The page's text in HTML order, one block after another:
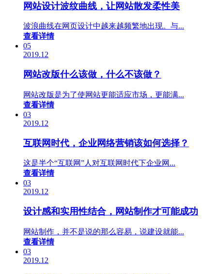
网站设计波纹曲线，让网站散发柔性美
波浪曲线在网页设计中越来越频繁地出现。与...
查看详情
05
2019.12
网站改版什么该做，什么不该做？
网站改版是为了使网站更能适应市场，更能满...
查看详情
03
2019.12
互联网时代，企业网络营销该如何选择？
这是半个“互联网”人对互联网时代下企业网...
查看详情
03
2019.12
设计感和实用性结合，网站制作才可能成功
网站制作，并不是说的那么容易，说建设就能...
查看详情
03
2019.12